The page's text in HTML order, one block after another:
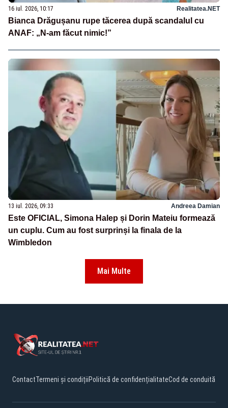
16 iul. 2026, 10:17 Realitatea.NET
Bianca Drăgușanu rupe tăcerea după scandalul cu
ANAF: „N-am făcut nimic!”
13 iul. 2026, 09:33 Andreea Damian
Este OFICIAL, Simona Halep și Dorin Mateiu formează
un cuplu. Cum au fost surprinși la finala de la
Wimbledon
Mai Multe
ContactTermeni și condițiiPolitică de confidențialitateCod de conduită